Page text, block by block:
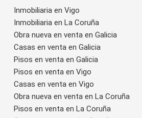
Inmobiliaria en Vigo
Inmobiliaria en La Coruña
Obra nueva en venta en Galicia
Casas en venta en Galicia
Pisos en venta en Galicia
Pisos en venta en Vigo
Casas en venta en Vigo
Obra nueva en venta en La Coruña
Pisos en venta en La Coruña